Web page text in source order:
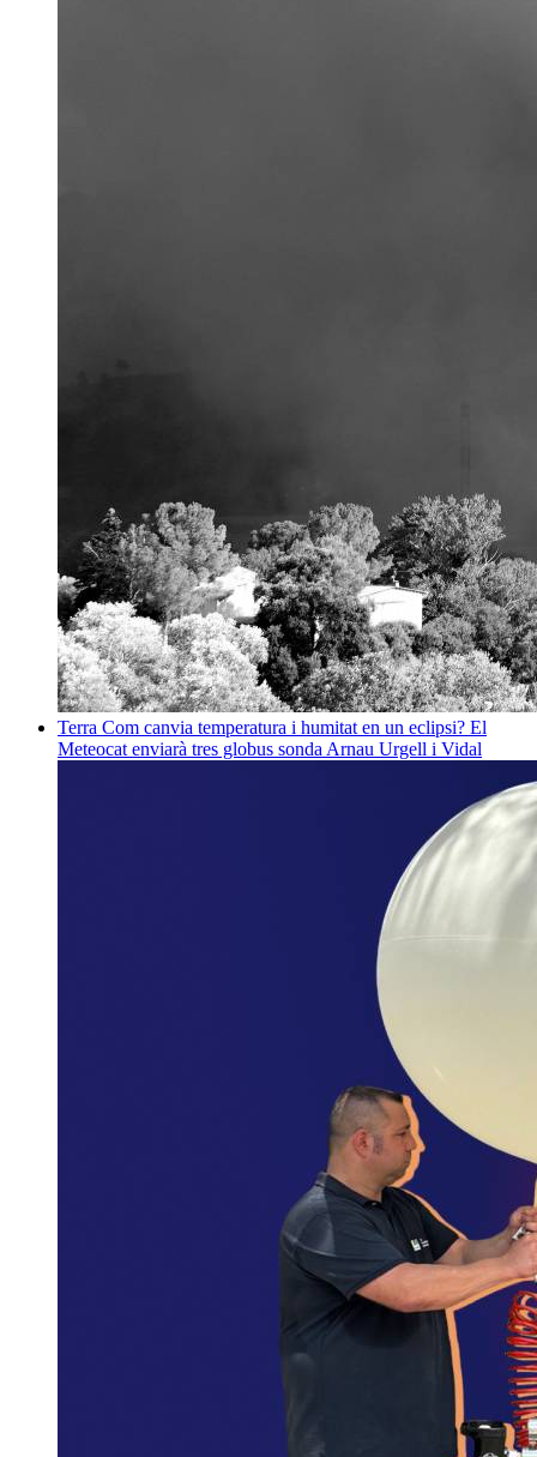
Terra Com canvia temperatura i humitat en un eclipsi? El
Meteocat enviarà tres globus sonda Arnau Urgell i Vidal